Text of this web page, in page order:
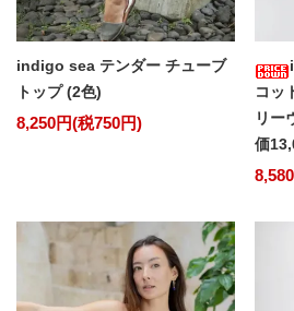
indigo sea テンダー チューブ
トップ (2色)
8,250円(税750円)
コッ
リー
価